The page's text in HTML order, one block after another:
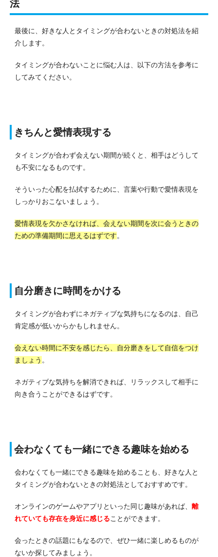
法
最後に、好きな人とタイミングが合わないときの対処法を紹
介します。
タイミングが合わないことに悩む人は、以下の方法を参考に
してみてください。
きちんと愛情表現する
タイミングが合わず会えない期間が続くと、相手はどうして
も不安になるものです。
そういった心配を払拭するために、言葉や行動で愛情表現を
しっかりおこないましょう。
愛情表現を欠かさなければ、会えない期間を次に会うときの
ための準備期間に思えるはずです。
自分磨きに時間をかける
タイミングが合わずにネガティブな気持ちになるのは、自己
肯定感が低いからかもしれません。
会えない時間に不安を感じたら、自分磨きをして自信をつけ
ましょう 。
ネガティブな気持ちを解消できれば、リラックスして相手に
向き合うことができるはずです。
会わなくても一緒にできる趣味を始める
会わなくても一緒にできる趣味を始めることも、好きな人と
タイミングが合わないときの対処法としておすすめです。
オンラインのゲームやアプリといった同じ趣味があれば、 離
れていても存在を身近に感じることができます。
会ったときの話題にもなるので、ぜひ一緒に楽しめるものが
ないか探してみましょう。